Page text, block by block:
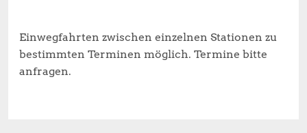
Einwegfahrten zwischen einzelnen Stationen zu
bestimmten Terminen möglich. Termine bitte
anfragen.